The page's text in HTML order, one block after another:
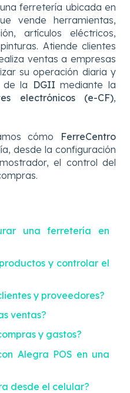
ferretería ubicada en
vende herramientas,
artículos eléctricos,
Atiende clientes
ventas a empresas
su operación diaria y
de la DGII mediante la
electrónicos (e-CF),
cómo FerreCentro
desde la configuración
el control del
una ferretería en
y controlar el
y proveedores?
ventas?
y gastos?
Alegra POS en una
desde el celular?